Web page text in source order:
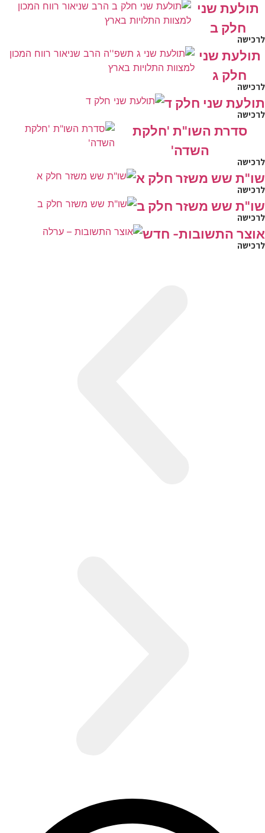
תולעת שני
חלק ב
לרכישה
תולעת שני
חלק ג
לרכישה
תולעת שני חלק ד
לרכישה
סדרת השו"ת 'חלקת
השדה'
לרכישה
שו"ת שש משזר חלק א
לרכישה
שו"ת שש משזר חלק ב
לרכישה
אוצר התשובות- חדש
לרכישה